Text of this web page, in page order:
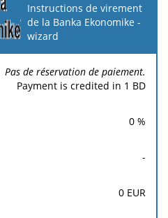
Instructions de virement
de la Banka Ekonomike -
wizard
Pas de réservation de paiement.
Payment is credited in 1 BD
0 %
-
0 EUR